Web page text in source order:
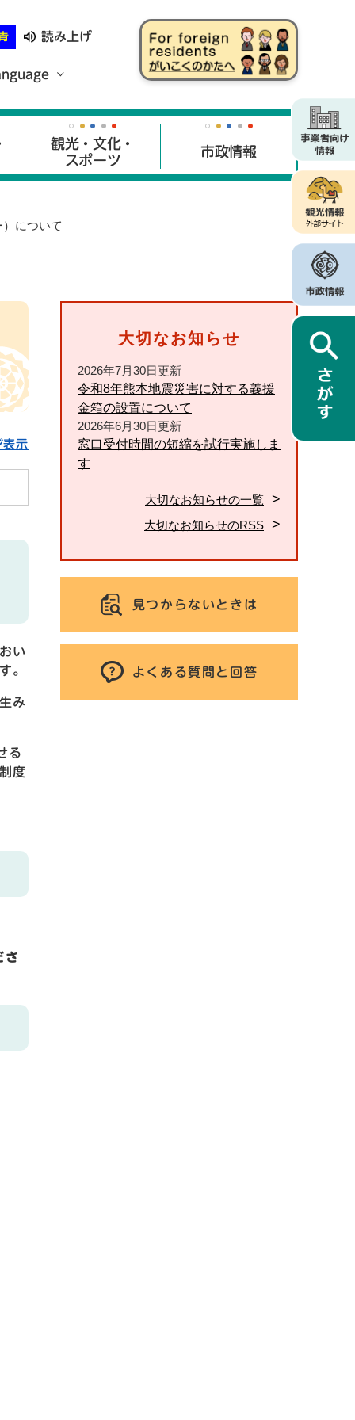
読み上げ
観光・文化・
スポーツ
市政情報
について
表示
い
。
み
る
度
さ
大切なお知らせ
2026年7月30日更新
令和8年熊本地震災害に対する義援
金箱の設置について
2026年6月30日更新
窓口受付時間の短縮を試行実施しま
す
大切なお知らせの一覧
大切なお知らせのRSS
見つからないときは
よくある質問と回答